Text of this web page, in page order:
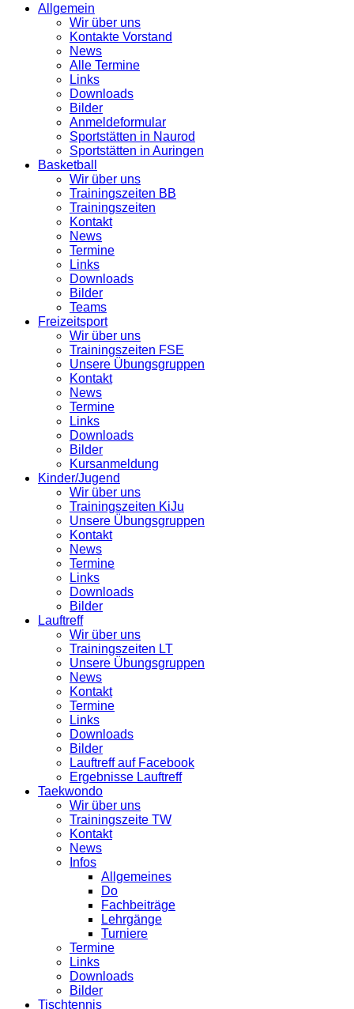
Allgemein
Wir über uns
Kontakte Vorstand
News
Alle Termine
Links
Downloads
Bilder
Anmeldeformular
Sportstätten in Naurod
Sportstätten in Auringen
Basketball
Wir über uns
Trainingszeiten BB
Trainingszeiten
Kontakt
News
Termine
Links
Downloads
Bilder
Teams
Freizeitsport
Wir über uns
Trainingszeiten FSE
Unsere Übungsgruppen
Kontakt
News
Termine
Links
Downloads
Bilder
Kursanmeldung
Kinder/Jugend
Wir über uns
Trainingszeiten KiJu
Unsere Übungsgruppen
Kontakt
News
Termine
Links
Downloads
Bilder
Lauftreff
Wir über uns
Trainingszeiten LT
Unsere Übungsgruppen
News
Kontakt
Termine
Links
Downloads
Bilder
Lauftreff auf Facebook
Ergebnisse Lauftreff
Taekwondo
Wir über uns
Trainingszeite TW
Kontakt
News
Infos
Allgemeines
Do
Fachbeiträge
Lehrgänge
Turniere
Termine
Links
Downloads
Bilder
Tischtennis